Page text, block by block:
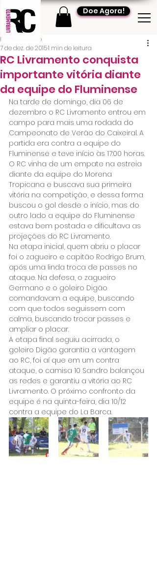
Doe Agora!
RC Livramento conquista
importante vitória diante
da equipe do Fluminense
RC Livramento
7 de dez. de 20151 min de leitura
Na tarde de domingo, dia 06 de
dezembro o RC Livramento entrou em
campo para mais uma rodada do
Campeonato de Verão do Caixeiral. A
partida era contra a equipe do
Fluminense e teve início às 17:00 horas.
O RC vinha de um empate na estreia
diante da equipe do Morena
Tropicana e buscava sua primeira
vitória na competição, e dessa forma
buscou o gol desde o início, mas do
outro lado a equipe do Fluminense
estava bem postada e dificultava as
projeções do RC Livramento.
Na etapa inicial, quem abriu o placar
foi o zagueiro e capitão Rodrigo Brum,
após uma linda troca de passes no
ataque. Na defesa, o zagueiro
Germano e o goleiro Digão
comandavam a equipe, buscando
com que todos seguissem com
calma, buscando trocar passes e
ampliar o placar.
A etapa final seguiu acirrada, o
goleiro Digão garantia a vantagem
ao RC, foi aí que em um contra
ataque, o camisa 10 Sandro balançou
as redes e garantiu a vitória ao RC
Livramento. O próximo confronto da
equipe é na quinta-feira, dia 10/12
contra a equipe do La Barca.